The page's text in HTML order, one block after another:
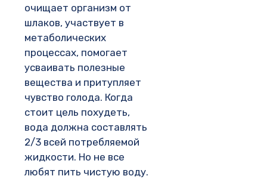
очищает организм от
шлаков, участвует в
метаболических
процессах, помогает
усваивать полезные
вещества и притупляет
чувство голода. Когда
стоит цель похудеть,
вода должна составлять
2/3 всей потребляемой
жидкости. Но не все
любят пить чистую воду.